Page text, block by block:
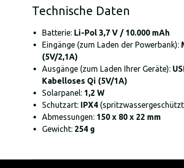
Technische Daten
Batterie: Li-Pol 3,7 V / 10.000 mAh
Eingänge (zum Laden der Powerbank):
(5V/2,1A)
Ausgänge (zum Laden Ihrer Geräte):
Kabelloses Qi (5V/1A)
Solarpanel: 1,2 W
Schutzart: IPX4
Abmessungen: 150 x 80 x 22 mm
Gewicht: 254 g